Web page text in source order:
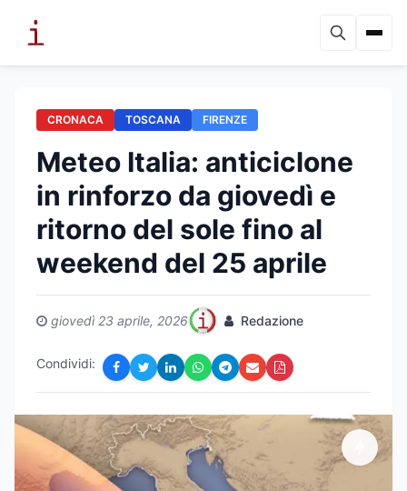
CRONACA TOSCANA FIRENZE
Meteo Italia: anticiclone
in rinforzo da giovedì e
ritorno del sole fino al
weekend del 25 aprile
giovedì 23 aprile, 2026 Redazione
Condividi: